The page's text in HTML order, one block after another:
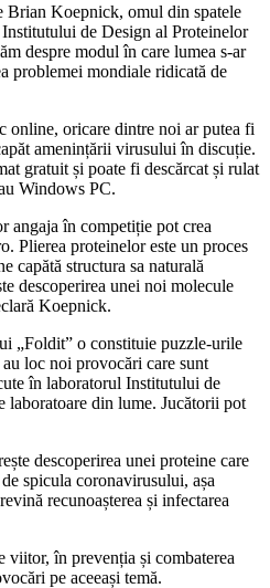
Brian Koepnick, omul din spatele
de Design al Proteinelor
despre modul în care lumea s-ar
problemei mondiale ridicată de
oricare dintre noi ar putea fi
amenințării virusului în discuție.
gratuit și poate fi descărcat și rulat
Windows PC.
angaja în competiție pot crea
Plierea proteinelor este un proces
capătă structura sa naturală
descoperirea unei noi molecule
Koepnick.
„Foldit” o constituie puzzle-urile
loc noi provocări care sunt
în laboratorul Institutului de
laboratoare din lume. Jucătorii pot
descoperirea unei proteine care
spicula coronavirusului, așa
recunoașterea și infectarea
în prevenția și combaterea
pe aceeași temă.